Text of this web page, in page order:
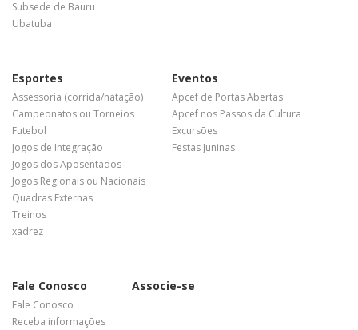
Subsede de Bauru
Ubatuba
Esportes
Assessoria (corrida/natação)
Campeonatos ou Torneios
Futebol
Jogos de Integração
Jogos dos Aposentados
Jogos Regionais ou Nacionais
Quadras Externas
Treinos
xadrez
Eventos
Apcef de Portas Abertas
Apcef nos Passos da Cultura
Excursões
Festas Juninas
Fale Conosco
Fale Conosco
Receba informações
Associe-se